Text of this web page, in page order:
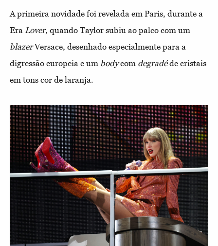
A primeira novidade foi revelada em Paris, durante a
Era Lover, quando Taylor subiu ao palco com um
blazerVersace, desenhado especialmente para a
digressão europeia e um bodycom degradéde cristais
em tons cor de laranja.